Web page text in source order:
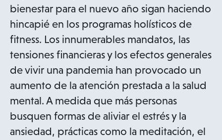
bienestar para el nuevo año sigan haciendo
hincapié en los programas holísticos de
fitness. Los innumerables mandatos, las
tensiones financieras y los efectos generales
de vivir una pandemia han provocado un
aumento de la atención prestada a la salud
mental. A medida que más personas
busquen formas de aliviar el estrés y la
ansiedad, prácticas como la meditación, el